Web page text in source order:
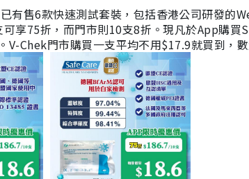
有售6款快速測試套裝，包括香港公司研發
可享75折，而門市則10支8折。現凡於App購
V-Chek門市購買一支平均不用$17.9就買到，